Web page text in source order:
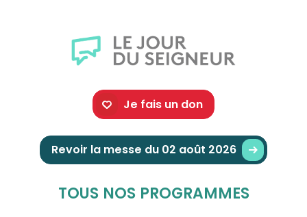
Je fais un don
Revoir la messe du 02 août 2026
TOUS NOS PROGRAMMES